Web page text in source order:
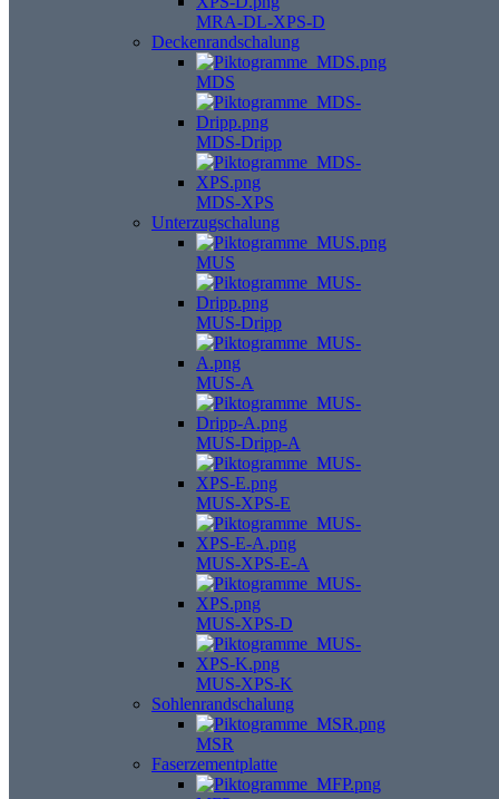
MRA-DL-XPS-D
Deckenrandschalung
MDS
MDS-Dripp
MDS-XPS
Unterzugschalung
MUS
MUS-Dripp
MUS-A
MUS-Dripp-A
MUS-XPS-E
MUS-XPS-E-A
MUS-XPS-D
MUS-XPS-K
Sohlenrandschalung
MSR
Faserzementplatte